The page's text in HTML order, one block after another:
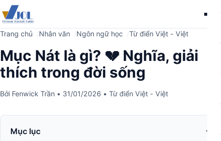
Trang chủ Nhân văn Ngôn ngữ học Từ điển Việt - Việt
Mục Nát là gì? 💔 Nghĩa, giải
thích trong đời sống
Bởi Fenwick Trần • 31/01/2026 • Từ điển Việt - Việt
Mục lục